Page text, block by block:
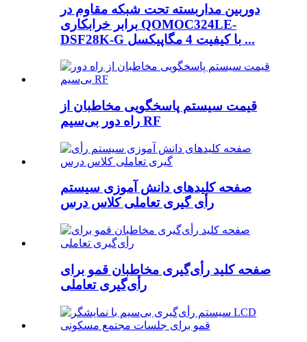
دوربین مداربسته تحت شبکه مقاوم در
برابر خرابکاری QOMOC324LE-
DSF28K-G با کیفیت 4 مگاپیکسل ...
قیمت سیستم پاسخگویی مخاطبان از
راه دور بی‌سیم RF
صفحه کلیدهای دانش آموزی سیستم
رأی گیری تعاملی کلاس درس
صفحه کلید رأی‌گیری مخاطبان قمو برای
رأی‌گیری تعاملی